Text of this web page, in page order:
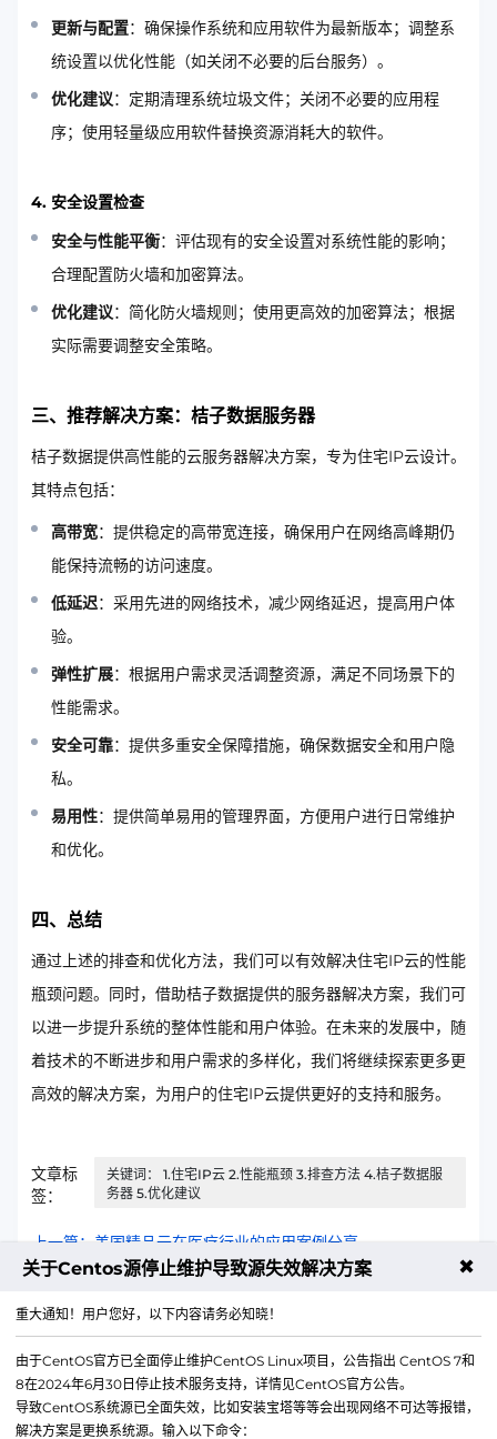
更新与配置：确保操作系统和应用软件为最新版本；调整系
统设置以优化性能（如关闭不必要的后台服务）。
优化建议：定期清理系统垃圾文件；关闭不必要的应用程
序；使用轻量级应用软件替换资源消耗大的软件。
4. 安全设置检查
安全与性能平衡：评估现有的安全设置对系统性能的影响；
合理配置防火墙和加密算法。
优化建议：简化防火墙规则；使用更高效的加密算法；根据
实际需要调整安全策略。
三、推荐解决方案：桔子数据服务器
桔子数据提供高性能的云服务器解决方案，专为住宅IP云设计。
其特点包括：
高带宽：提供稳定的高带宽连接，确保用户在网络高峰期仍
能保持流畅的访问速度。
低延迟：采用先进的网络技术，减少网络延迟，提高用户体
验。
弹性扩展：根据用户需求灵活调整资源，满足不同场景下的
性能需求。
安全可靠：提供多重安全保障措施，确保数据安全和用户隐
私。
易用性：提供简单易用的管理界面，方便用户进行日常维护
和优化。
四、总结
通过上述的排查和优化方法，我们可以有效解决住宅IP云的性能
瓶颈问题。同时，借助桔子数据提供的服务器解决方案，我们可
以进一步提升系统的整体性能和用户体验。在未来的发展中，随
着技术的不断进步和用户需求的多样化，我们将继续探索更多更
高效的解决方案，为用户的住宅IP云提供更好的支持和服务。
文章标
签：
关键词： 1.住宅IP云 2.性能瓶颈 3.排查方法 4.桔子数据服
务器 5.优化建议
上一篇：美国精品云在医疗行业的应用案例分享
关于Centos源停止维护导致源失效解决方案 ✖
重大通知！用户您好，以下内容请务必知晓！
由于CentOS官方已全面停止维护CentOS Linux项目，公告指出 CentOS 7和
8在2024年6月30日停止技术服务支持，详情见CentOS官方公告。
导致CentOS系统源已全面失效，比如安装宝塔等等会出现网络不可达等报错，
解决方案是更换系统源。输入以下命令：